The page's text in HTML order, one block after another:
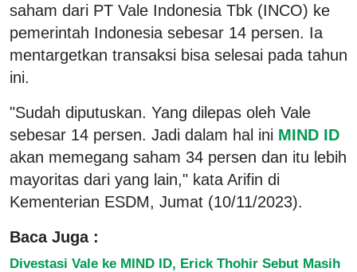
saham dari PT Vale Indonesia Tbk (INCO) ke
pemerintah Indonesia sebesar 14 persen. Ia
mentargetkan transaksi bisa selesai pada tahun
ini.
"Sudah diputuskan. Yang dilepas oleh Vale
sebesar 14 persen. Jadi dalam hal ini MIND ID
akan memegang saham 34 persen dan itu lebih
mayoritas dari yang lain," kata Arifin di
Kementerian ESDM, Jumat (10/11/2023).
Baca Juga :
Divestasi Vale ke MIND ID, Erick Thohir Sebut Masih